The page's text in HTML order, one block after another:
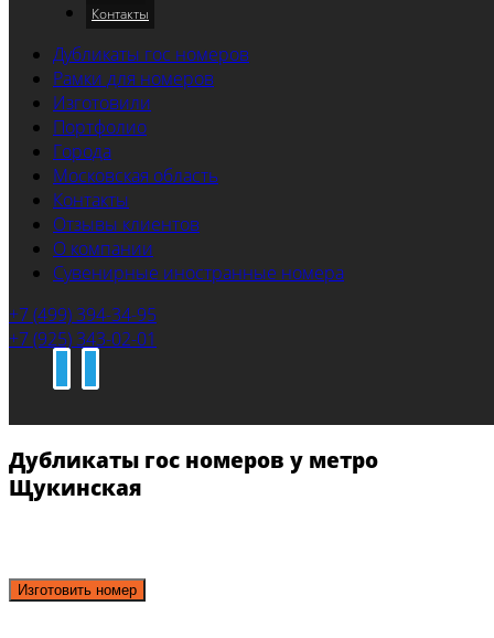
Контакты
Дубликаты гос номеров
Рамки для номеров
Изготовили
Портфолио
Города
Московская область
Контакты
Отзывы клиентов
О компании
Сувенирные иностранные номера
+7 (499) 394-34-95
+7 (925) 343-02-01
Дубликаты гос номеров у метро
Щукинская
Изготовить номер